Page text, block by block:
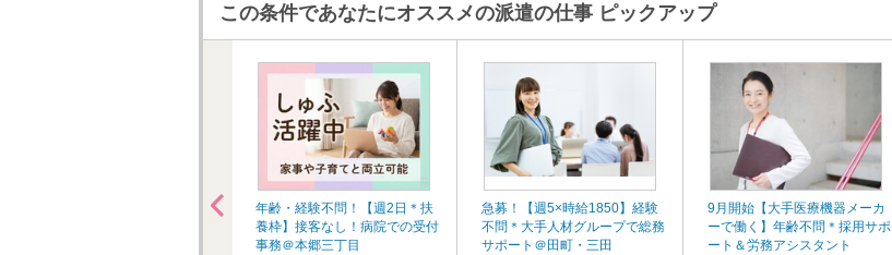
この条件であなたにオススメの派遣の仕事 ピックアップ
年齢・経験不問！【週2日＊扶
養枠】接客なし！病院での受付
事務＠本郷三丁目
急募！【週5×時給1850】経験
不問＊大手人材グループで総務
サポート＠田町・三田
9月開始【大手医療機器メーカ
ーで働く】年齢不問＊採用サポ
ート＆労務アシスタント